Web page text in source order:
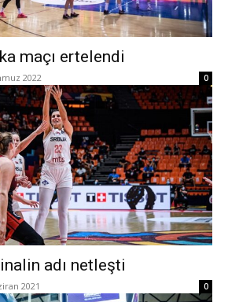
maçı ertelendi
2022 0
adı netleşti
2021 0